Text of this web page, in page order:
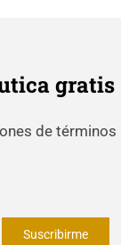
gratis
de términos
Suscribirme